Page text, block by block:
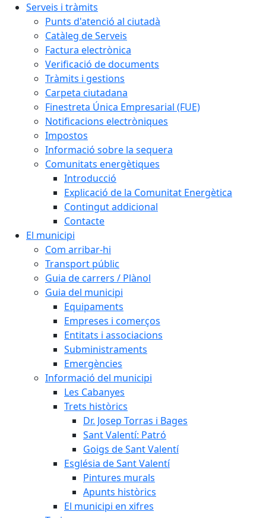
Serveis i tràmits
Punts d'atenció al ciutadà
Catàleg de Serveis
Factura electrònica
Verificació de documents
Tràmits i gestions
Carpeta ciutadana
Finestreta Única Empresarial (FUE)
Notificacions electròniques
Impostos
Informació sobre la sequera
Comunitats energètiques
Introducció
Explicació de la Comunitat Energètica
Contingut addicional
Contacte
El municipi
Com arribar-hi
Transport públic
Guia de carrers / Plànol
Guia del municipi
Equipaments
Empreses i comerços
Entitats i associacions
Subministraments
Emergències
Informació del municipi
Les Cabanyes
Trets històrics
Dr. Josep Torras i Bages
Sant Valentí: Patró
Goigs de Sant Valentí
Església de Sant Valentí
Pintures murals
Apunts històrics
El municipi en xifres